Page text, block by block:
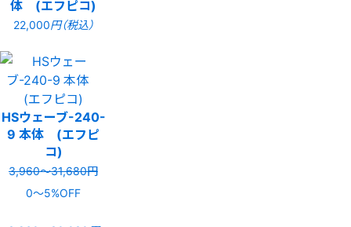
体 (エフピコ)
22,000円（税込）
HSウェーブ-240-
9 本体 (エフピ
コ)
3,960〜31,680円
0〜5%OFF